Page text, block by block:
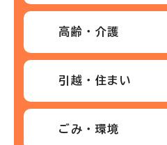
高齢・介護
引越・住まい
ごみ・環境